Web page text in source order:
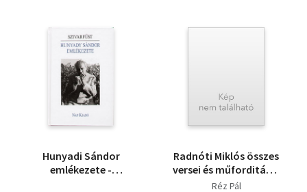
Hunyadi Sándor
emlékezete -
Radnóti Miklós összes
versei és műforditásai
1
Réz Pál